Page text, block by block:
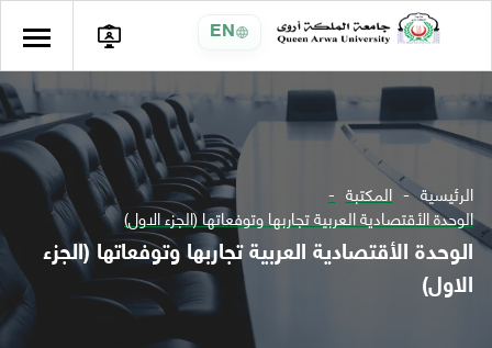
EN
الرئيسية المكتبة
الوحدة الأقتصادية العربية تجاربها وتوفعاتها (الجزء الاول)
الوحدة الأقتصادية العربية تجاربها وتوفعاتها (الجزء
الاول)